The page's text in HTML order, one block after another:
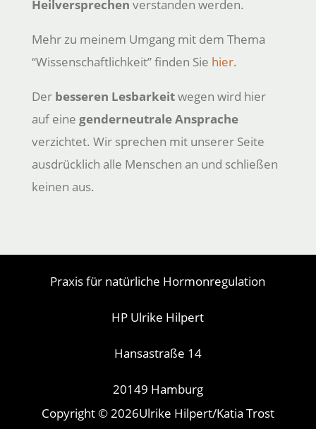
Heilversprechen verstanden werden.
Mehr zu meinem Umgang mit dem Thema
“Wissenschaftlichkeit” finden Sie hier.
Der besseren Lesbarkeitwegen wird hier
auf eine genderneutrale Ansprache
verzichtet. Wir sprechen mit unserer Seite
ausdrücklich alle Menschen an und schließen
keinen aus.
Praxis für natürliche Hormonregulation
HP Ulrike Hilpert
Hansastraße 14
20149 Hamburg
Copyright © 2026Ulrike Hilpert/Katia Trost